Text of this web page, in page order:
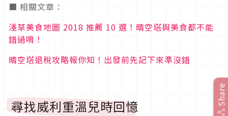
■ 相關文章：
淺草美食地圖 2018 推薦 10 選！晴空塔與美食都不能
錯過唷！
晴空塔退稅攻略報你知！出發前先記下來準沒錯
尋找威利重溫兒時回憶 Share